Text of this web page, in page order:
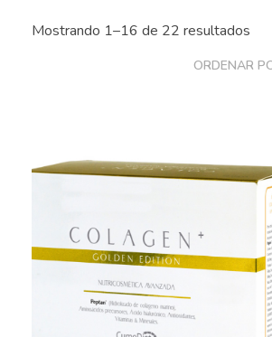
Mostrando 1–16 de 22 resultados
ORDENAR